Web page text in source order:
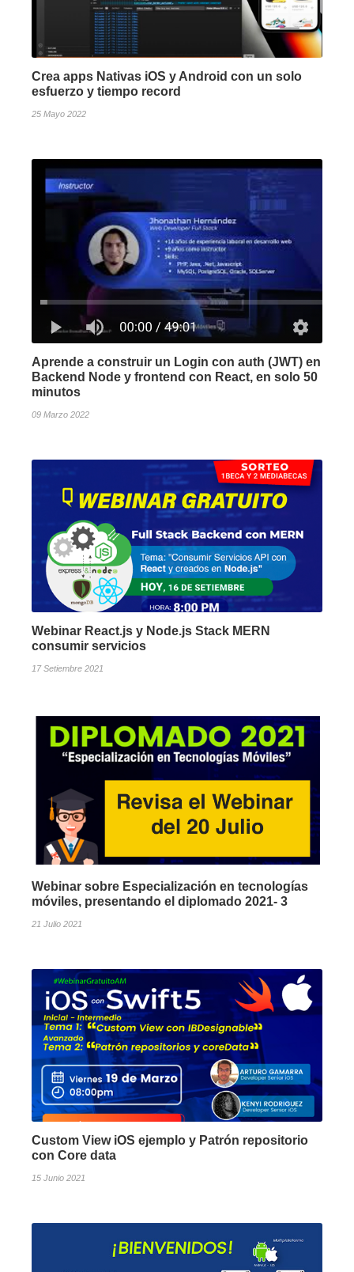
Crea apps Nativas iOS y Android con un solo
esfuerzo y tiempo record
25 Mayo 2022
Aprende a construir un Login con auth (JWT) en
Backend Node y frontend con React, en solo 50
minutos
09 Marzo 2022
Webinar React.js y Node.js Stack MERN
consumir servicios
17 Setiembre 2021
Webinar sobre Especialización en tecnologías
móviles, presentando el diplomado 2021- 3
21 Julio 2021
Custom View iOS ejemplo y Patrón repositorio
con Core data
15 Junio 2021